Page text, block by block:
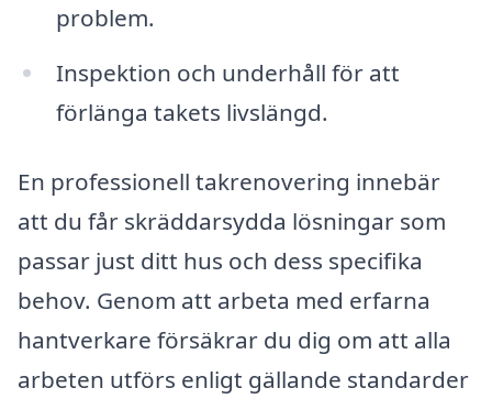
problem.
Inspektion och underhåll för att
förlänga takets livslängd.
En professionell takrenovering innebär
att du får skräddarsydda lösningar som
passar just ditt hus och dess specifika
behov. Genom att arbeta med erfarna
hantverkare försäkrar du dig om att alla
arbeten utförs enligt gällande standarder